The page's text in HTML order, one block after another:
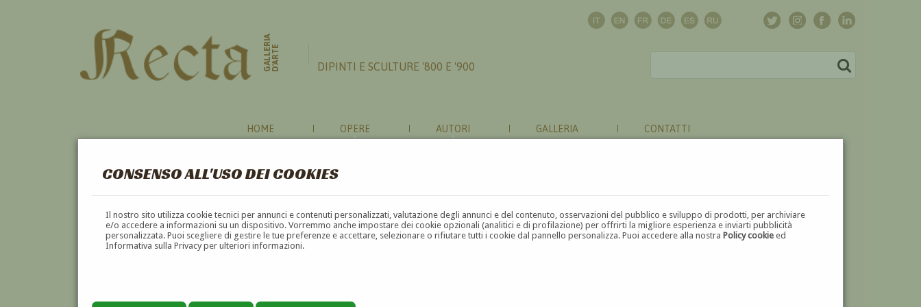
CONSENSO ALL'USO DEI COOKIES
Il nostro sito utilizza cookie tecnici per annunci e contenuti personalizzati, valutazione degli annunci e del contenuto, osservazioni del pubblico e sviluppo di prodotti, per archiviare
e/o accedere a informazioni su un dispositivo. Vorremmo anche impostare dei cookie opzionali (analitici e di profilazione) per offrirti la migliore esperienza e inviarti pubblicità
personalizzata. Puoi scegliere di gestire le tue preferenze e accettare, selezionare o rifiutare tutti i cookie dal pannello personalizza. Puoi accedere alla nostraPolicy cookie ed
Informativa sulla Privacy per ulteriori informazioni.
GALLERIAD'ARTE DIPINTI E SCULTURE '800 E '900
HOME OPERE AUTORI GALLERIA CONTATTI
PARABITA
A B C D E F G H I J K L M N O P Q R S T U V W X Y Z ⬅